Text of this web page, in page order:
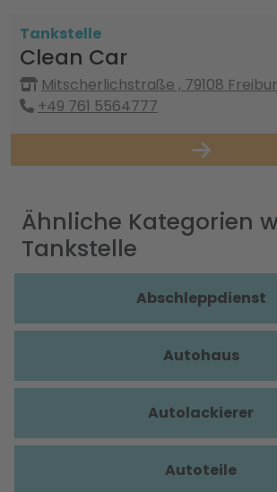
Tankstelle
Clean Car
Mitscherlichstraße , 79108
+49 761 5564777
Ähnliche Kategorien
Tankstelle
Abschleppdienst
Autohaus
Autolackierer
Autoteile